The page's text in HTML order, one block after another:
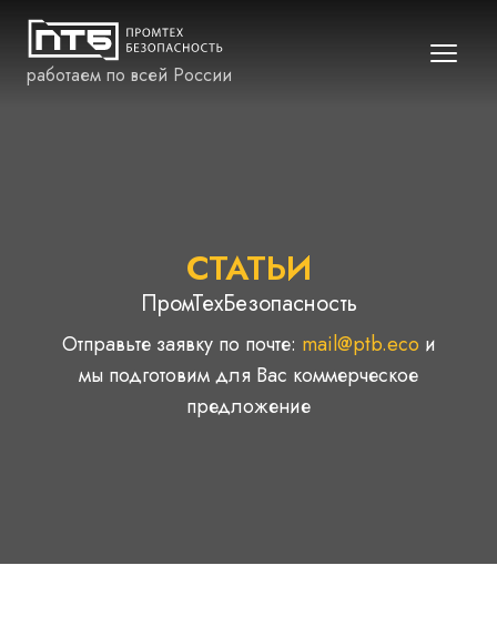
работаем по всей России
СТАТЬИ
ПромТехБезопасность
Отправьте заявку по почте: mail@ptb.eco и
мы подготовим для Вас коммерческое
предложение